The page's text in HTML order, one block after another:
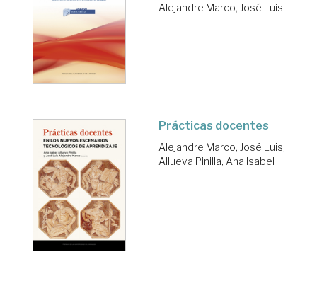
Alejandre Marco, José Luis
Prácticas docentes
Alejandre Marco, José Luis;
Allueva Pinilla, Ana Isabel